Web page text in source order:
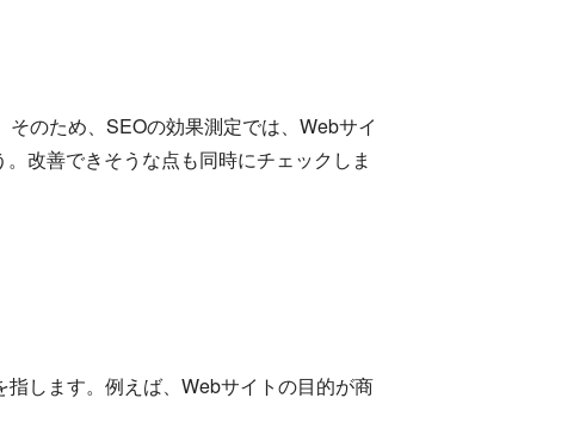
のため、SEOの効果測定では、Webサイ
改善できそうな点も同時にチェックしま
します。例えば、Webサイトの目的が商